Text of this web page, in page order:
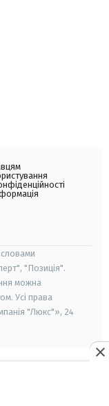
словами
"Позиція".
можна
Усі права
"Люкс"», 24